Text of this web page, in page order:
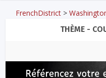
FrenchDistrict >
THÈME -